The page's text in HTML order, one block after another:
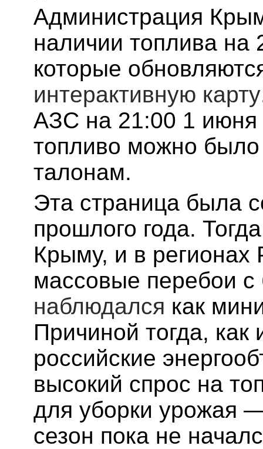
Администрация
наличии топлива
которые
интерактивную карту
АЗС на 21:00 1
топливо можно было
талонам.
Эта страница была
прошлого года.
Крыму, и в регионах
массовые перебои
наблюдался как
Причиной тогда, как
российские
высокий спрос на
для уборки урожая
сезон пока не